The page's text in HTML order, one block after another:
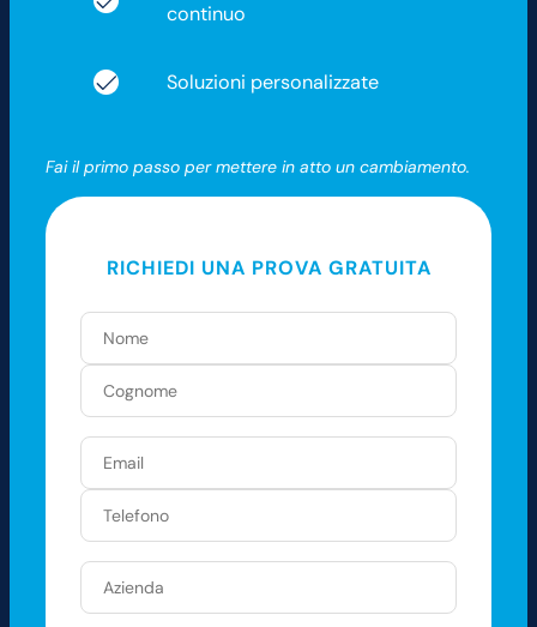
continuo
Soluzioni personalizzate
Fai il primo passo per mettere in atto un cambiamento.
RICHIEDI UNA PROVA GRATUITA